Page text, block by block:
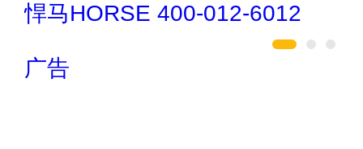
巧夺天工 400-189-0909
广告